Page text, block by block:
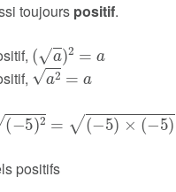
toujours positif.
)2 =a
a2=a
5)2=(− −5)=25=52=
positifs